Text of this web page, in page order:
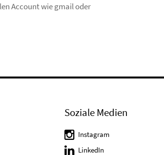
Account wie gmail oder
Soziale Medien
Instagram
LinkedIn